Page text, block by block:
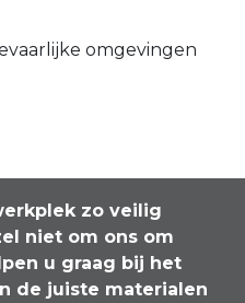
omgevingen
zo veilig
niet om ons om
u graag bij het
de juiste materialen